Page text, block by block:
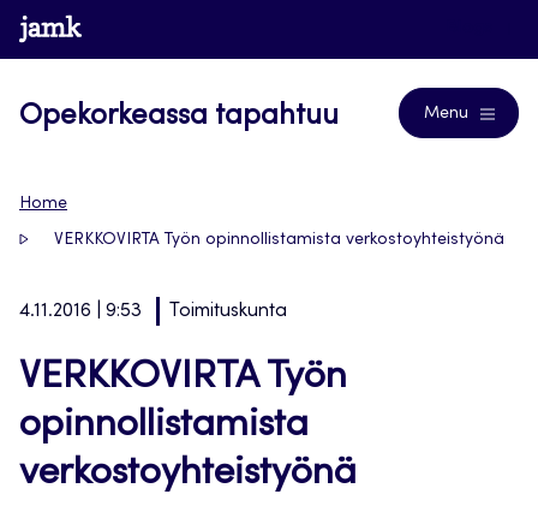
Siirry
suoraan
www.jamk.fi
Opekorkeassa tapahtuu Menu
Home
VERKKOVIRTA Työn opinnollistamista verkostoyhteistyönä
4.11.2016 | 9:53 Toimituskunta
VERKKOVIRTA Työn
opinnollistamista
verkostoyhteistyönä